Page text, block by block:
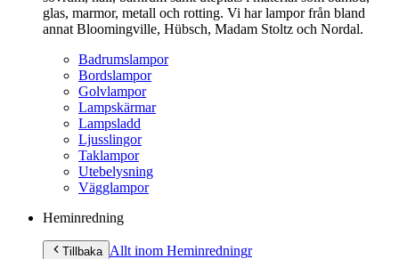
glas, marmor, metall och rotting. Vi har lampor från bland
annat Bloomingville, Hübsch, Madam Stoltz och Nordal.
Badrumslampor
Bordslampor
Golvlampor
Lampskärmar
Lampsladd
Ljusslingor
Taklampor
Utebelysning
Vägglampor
Heminredning
Tillbaka Allt inom Heminredningr